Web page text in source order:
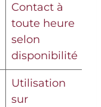
Contact à
toute heure
selon
disponibilité
Utilisation
sur